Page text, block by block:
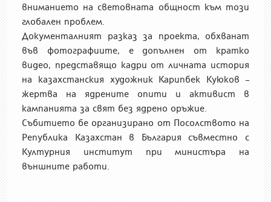
вниманието на световната общност към този
глобален проблем.
Документалният разказ за проекта, обхванат
във фотографиите, е допълнен от кратко
видео, представящо кадри от личната история
на казахстанския художник Карипбек Куюков –
жертва на ядрените опити и активист в
кампанията за свят без ядрено оръжие.
Събитието бе организирано от Посолството на
Република Казахстан в България съвместно с
Културния институт при министъра на
външните работи.